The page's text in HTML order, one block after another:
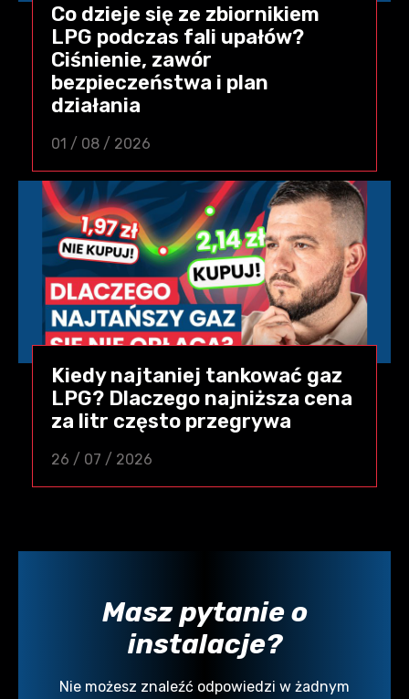
Co dzieje się ze zbiornikiem
LPG podczas fali upałów?
Ciśnienie, zawór
bezpieczeństwa i plan
działania
01 / 08 / 2026
Kiedy najtaniej tankować gaz
LPG? Dlaczego najniższa cena
za litr często przegrywa
26 / 07 / 2026
Masz pytanie o
instalacje?
Nie możesz znaleźć odpowiedzi w żadnym